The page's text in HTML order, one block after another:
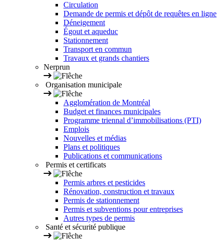
Circulation
Demande de permis et dépôt de requêtes en ligne
Déneigement
Égout et aqueduc
Stationnement
Transport en commun
Travaux et grands chantiers
Nerprun
Organisation municipale
Agglomération de Montréal
Budget et finances municipales
Programme triennal d’immobilisations (PTI)
Emplois
Nouvelles et médias
Plans et politiques
Publications et communications
Permis et certificats
Permis arbres et pesticides
Rénovation, construction et travaux
Permis de stationnement
Permis et subventions pour entreprises
Autres types de permis
Santé et sécurité publique